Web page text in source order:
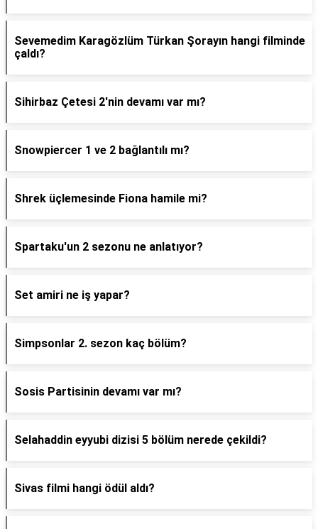
Sevemedim Karagözlüm Türkan Şorayın hangi filminde
çaldı?
Sihirbaz Çetesi 2'nin devamı var mı?
Snowpiercer 1 ve 2 bağlantılı mı?
Shrek üçlemesinde Fiona hamile mi?
Spartaku'un 2 sezonu ne anlatıyor?
Set amiri ne iş yapar?
Simpsonlar 2. sezon kaç bölüm?
Sosis Partisinin devamı var mı?
Selahaddin eyyubi dizisi 5 bölüm nerede çekildi?
Sivas filmi hangi ödül aldı?